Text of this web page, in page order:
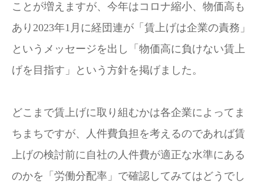
ことが増えますが、今年はコロナ縮小、物価高も
あり2023年1月に経団連が「賃上げは企業の責務」
というメッセージを出し「物価高に負けない賃上
げを目指す」という方針を掲げました。
どこまで賃上げに取り組むかは各企業によってま
ちまちですが、人件費負担を考えるのであれば賃
上げの検討前に自社の人件費が適正な水準にある
のかを「労働分配率」で確認してみてはどうでし